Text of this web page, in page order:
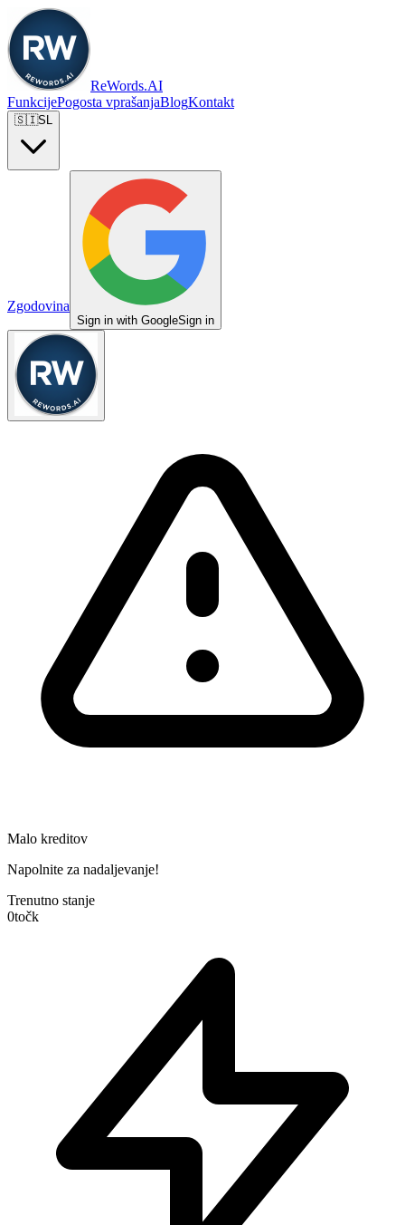
ReWords.AI
FunkcijePogosta vprašanjaBlogKontakt
🇸🇮SL
Zgodovina
Sign in with GoogleSign in
Malo kreditov
Napolnite za nadaljevanje!
Trenutno stanje
0točk